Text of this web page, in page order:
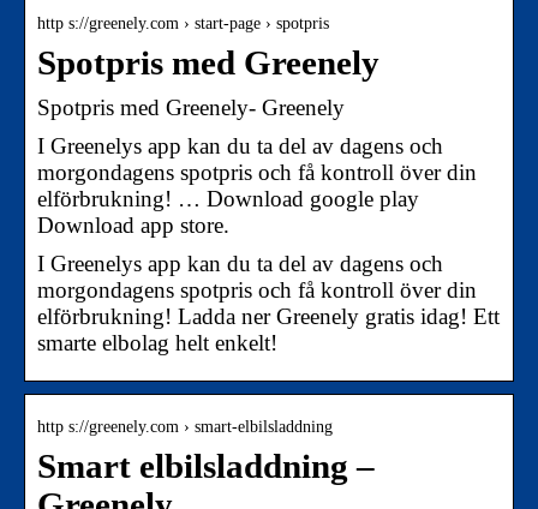
http s://greenely.com › start-page › spotpris
Spotpris med Greenely
Spotpris med Greenely- Greenely
I Greenelys app kan du ta del av dagens och
morgondagens spotpris och få kontroll över din
elförbrukning! … Download google play
Download app store.
I Greenelys app kan du ta del av dagens och
morgondagens spotpris och få kontroll över din
elförbrukning! Ladda ner Greenely gratis idag! Ett
smarte elbolag helt enkelt!
http s://greenely.com › smart-elbilsladdning
Smart elbilsladdning –